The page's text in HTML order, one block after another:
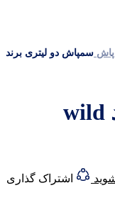
سمپاش دو لیتری برند
سمپاش دو لیتری برند wild
اشتراک گذاری